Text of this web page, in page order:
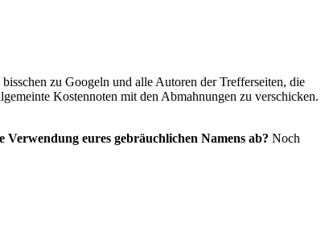
zu Googeln und alle Autoren der Trefferseiten, die
Kostennoten mit den Abmahnungen zu verschicken.
eures gebräuchlichen Namens ab? Noch